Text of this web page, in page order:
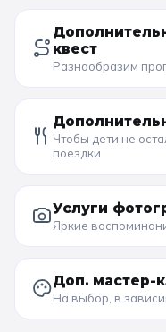
квест
Разнообразим
Чтобы дети не
поездки
Услуги
Яркие
Доп. мастер-
На выбор, в